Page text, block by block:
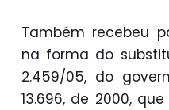
Também recebeu
na forma do
2.459/05, do
13.696, de 2000,